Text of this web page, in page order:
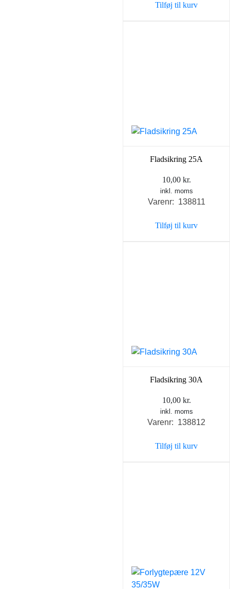
Tilføj til kurv
Fladsikring 25A
10,00 kr.
inkl. moms
Varenr: 138811
Tilføj til kurv
Fladsikring 30A
10,00 kr.
inkl. moms
Varenr: 138812
Tilføj til kurv